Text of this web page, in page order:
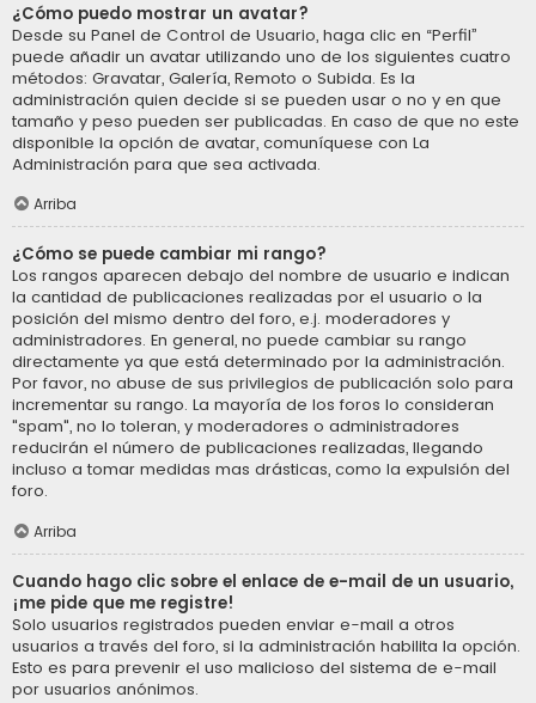
¿Cómo puedo mostrar un avatar?
Desde su Panel de Control de Usuario, haga clic en “Perfil”
puede añadir un avatar utilizando uno de los siguientes cuatro
métodos: Gravatar, Galería, Remoto o Subida. Es la
administración quien decide si se pueden usar o no y en que
tamaño y peso pueden ser publicadas. En caso de que no este
disponible la opción de avatar, comuníquese con La
Administración para que sea activada.
Arriba
¿Cómo se puede cambiar mi rango?
Los rangos aparecen debajo del nombre de usuario e indican
la cantidad de publicaciones realizadas por el usuario o la
posición del mismo dentro del foro, e.j. moderadores y
administradores. En general, no puede cambiar su rango
directamente ya que está determinado por la administración.
Por favor, no abuse de sus privilegios de publicación solo para
incrementar su rango. La mayoría de los foros lo consideran
"spam", no lo toleran, y moderadores o administradores
reducirán el número de publicaciones realizadas, llegando
incluso a tomar medidas mas drásticas, como la expulsión del
foro.
Arriba
Cuando hago clic sobre el enlace de e-mail de un usuario,
¡me pide que me registre!
Solo usuarios registrados pueden enviar e-mail a otros
usuarios a través del foro, si la administración habilita la opción.
Esto es para prevenir el uso malicioso del sistema de e-mail
por usuarios anónimos.